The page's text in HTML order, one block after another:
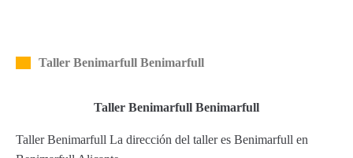
Taller Benimarfull Benimarfull
Taller Benimarfull Benimarfull
Taller Benimarfull La dirección del taller es Benimarfull en